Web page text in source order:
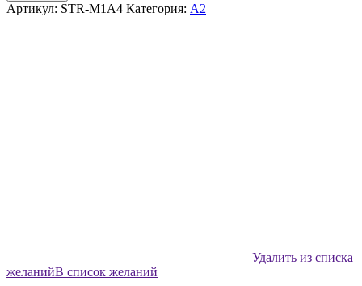
Артикул: STR-M1A4 Категория: А2
Удалить из списка
желанийВ список желаний